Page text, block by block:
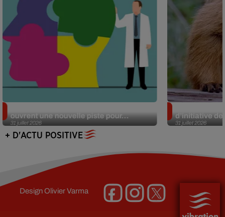
31 juillet 2026
ouvrent une nouvelle piste pour...
31 juillet 2026
d’initiative
+ D'ACTU POSITIVE
DesignOlivier Varma